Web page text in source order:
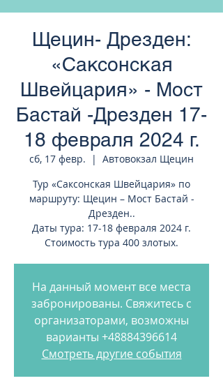
Щецин- Дрезден:
«Саксонская
Швейцария» - Мост
Бастай -Дрезден 17-
18 февраля 2024 г.
сб, 17 февр.
  |
Автовокзал Щецин
Тур «Саксонская Швейцария» по
маршруту: Щецин – Мост Бастай -
Дрезден..
Даты тура: 17-18 февраля 2024 г.
Стоимость тура 400 злотых.
На данный момент все места
забронированы. Свяжитесь с
организаторами, возможны
варианты +48884396614
Смотреть другие события